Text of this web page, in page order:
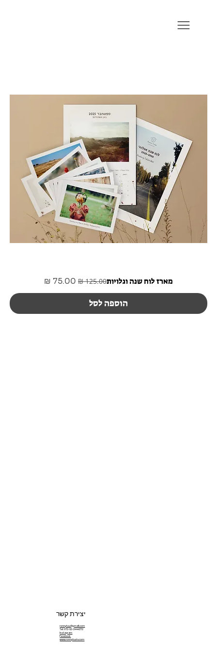
מארז לוח שנה וגלויותמחיר רגילמחיר מבצע
הוספה לסל
יצירת קשר
ronnytuv@gmail.com
Tel: 972-52-3444372
Instagram
Facebook
www.ronnytuvia.com